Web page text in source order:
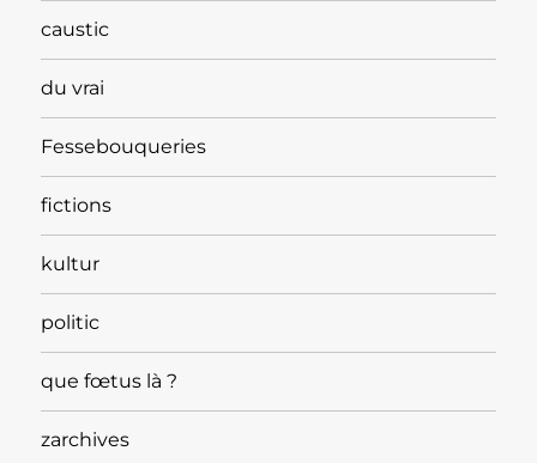
caustic
du vrai
Fessebouqueries
fictions
kultur
politic
que fœtus là ?
zarchives